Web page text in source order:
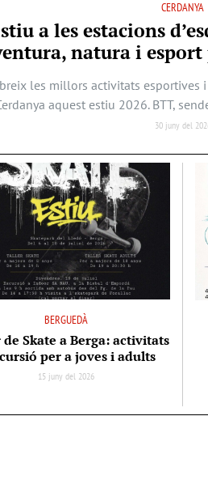
CERDANYA
a les estacions
natura i
les millors activitats esportives
aquest estiu 2026. BTT,
30 juny del
BERGUEDÀ
Skate a Berga: activitats
per a joves i adults
15 juny del 2026